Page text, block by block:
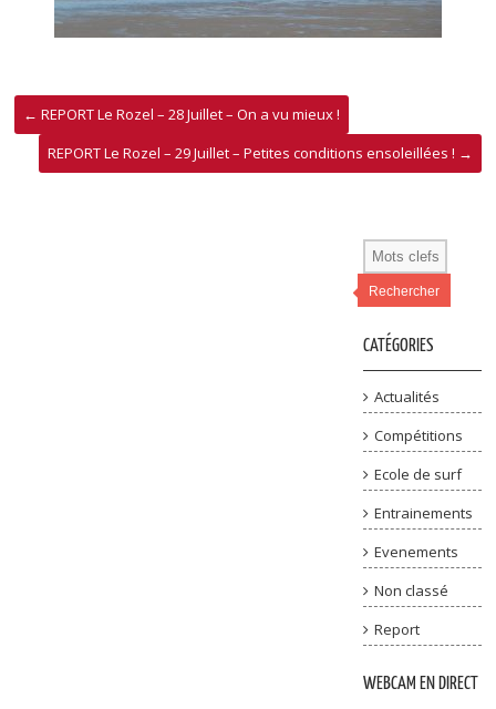
← REPORT Le Rozel – 28 Juillet – On a vu mieux !
REPORT Le Rozel – 29 Juillet – Petites conditions ensoleillées ! →
Rechercher
CATÉGORIES
Actualités
Compétitions
Ecole de surf
Entrainements
Evenements
Non classé
Report
WEBCAM EN DIRECT